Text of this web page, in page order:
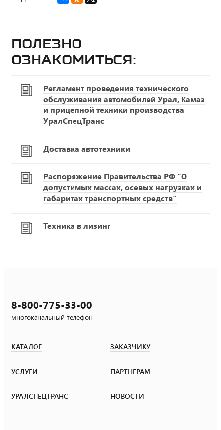
Полезно
ознакомиться:
Регламент проведения технического
обслуживания автомобилей Урал, Камаз
и прицепной техники производства
УралСпецТранс
Доставка автотехники
Распоряжение Правительства РФ "О
допустимых массах, осевых нагрузках и
габаритах транспортных средств"
Техника в лизинг
8-800-775-33-00
многоканальный телефон
КАТАЛОГ ЗАКАЗЧИКУ
УСЛУГИ ПАРТНЕРАМ
УРАЛСПЕЦТРАНС НОВОСТИ